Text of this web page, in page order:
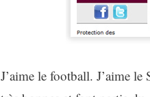
J’aime le football. J’aime